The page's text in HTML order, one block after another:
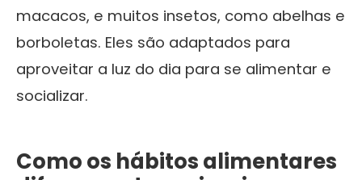
macacos, e muitos insetos, como abelhas e
borboletas. Eles são adaptados para
aproveitar a luz do dia para se alimentar e
socializar.
Como os hábitos alimentares